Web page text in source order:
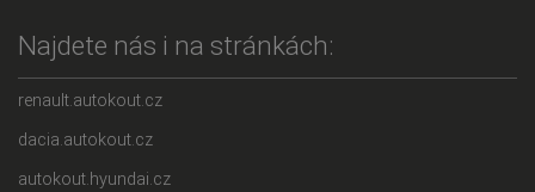
Najdete nás i na stránkách:
renault.autokout.cz
dacia.autokout.cz
autokout.hyundai.cz